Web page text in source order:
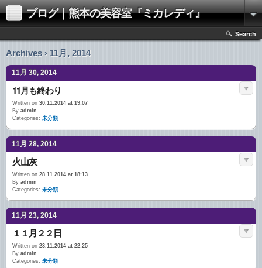
ブログ｜熊本の美容室『ミカレディ』
Search
Archives › 11月, 2014
11月 30, 2014
11月も終わり
Written on 30.11.2014 at 19:07
By admin
Categories: 未分類
11月 28, 2014
火山灰
Written on 28.11.2014 at 18:13
By admin
Categories: 未分類
11月 23, 2014
１１月２２日
Written on 23.11.2014 at 22:25
By admin
Categories: 未分類